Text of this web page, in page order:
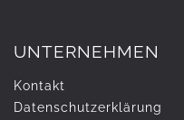
UNTERNEHMEN
Kontakt
Daten­schutz­erklärung